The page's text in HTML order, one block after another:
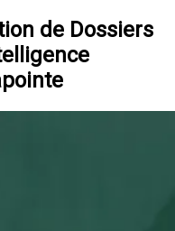
de Dossiers